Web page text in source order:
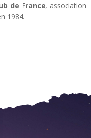
de France, association
1984.